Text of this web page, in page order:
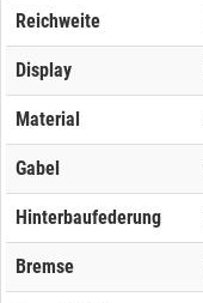
Reichweite
Display
Material
Gabel
Hinterbaufederung
Bremse